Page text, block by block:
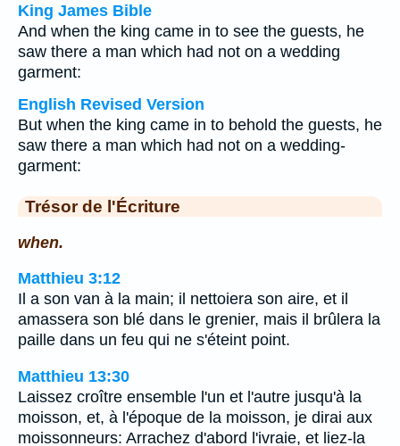
King James Bible
And when the king came in to see the guests, he
saw there a man which had not on a wedding
garment:
English Revised Version
But when the king came in to behold the guests, he
saw there a man which had not on a wedding-
garment:
Trésor de l'Écriture
when.
Matthieu 3:12
Il a son van à la main; il nettoiera son aire, et il
amassera son blé dans le grenier, mais il brûlera la
paille dans un feu qui ne s'éteint point.
Matthieu 13:30
Laissez croître ensemble l'un et l'autre jusqu'à la
moisson, et, à l'époque de la moisson, je dirai aux
moissonneurs: Arrachez d'abord l'ivraie, et liez-la